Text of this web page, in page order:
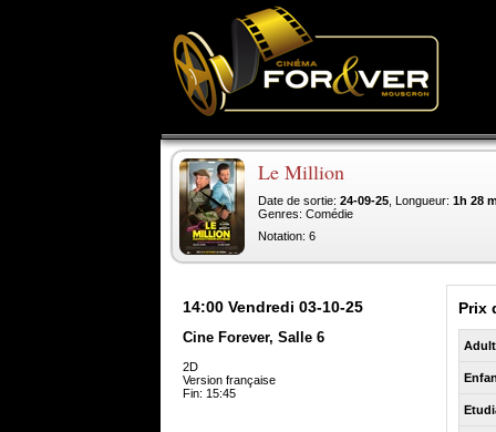
Le Million
Date de sortie: 24-09-25 , Longueur: 1h 28
Genres: Comédie
Notation: 6
14:00 Vendredi 03-10-25
Cine Forever, Salle 6
2D
Version française
Fin: 15:45
Prix